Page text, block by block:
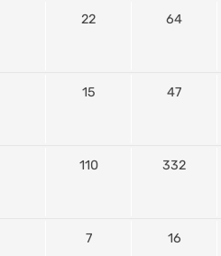
22 64
15 47
110 332
7 16